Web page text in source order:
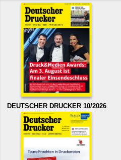
DEUTSCHER DRUCKER 10/2026